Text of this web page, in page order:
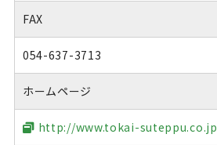
FAX
054-637-3713
ホームページ
http://www.tokai-suteppu.co.jp